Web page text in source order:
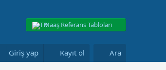
Maaş Referans Tabloları
Giriş yap Kayıt ol Ara